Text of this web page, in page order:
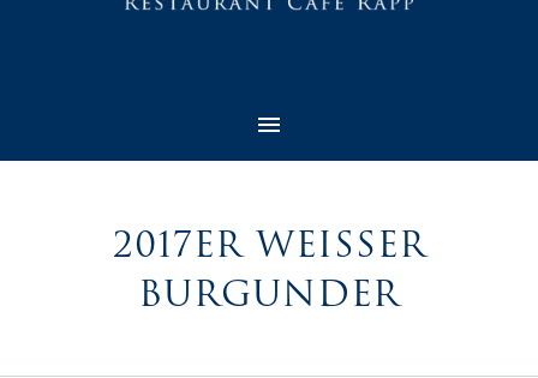
MAIN NAVIGATION
2017ER WEISSER B
URGUNDER